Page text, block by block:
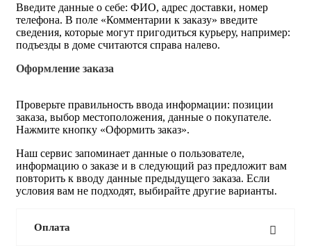
Введите данные о себе: ФИО, адрес доставки, номер
телефона. В поле «Комментарии к заказу» введите
сведения, которые могут пригодиться курьеру, например:
подъезды в доме считаются справа налево.
Оформление заказа
Проверьте правильность ввода информации: позиции
заказа, выбор местоположения, данные о покупателе.
Нажмите кнопку «Оформить заказ».
Наш сервис запоминает данные о пользователе,
информацию о заказе и в следующий раз предложит вам
повторить к вводу данные предыдущего заказа. Если
условия вам не подходят, выбирайте другие варианты.
Оплата